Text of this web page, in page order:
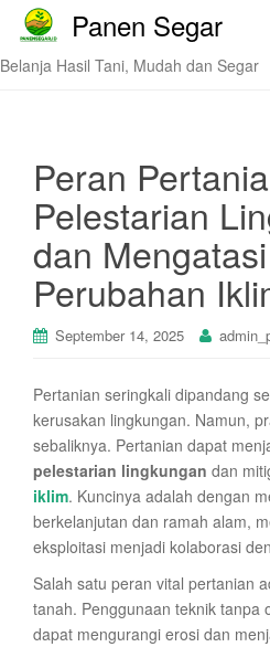
Panen Segar
Belanja Hasil Tani, Mudah dan Segar
Peran
Pelestarian
dan
Perubahan
September 14, 2025
Pertanian seringkali dipandang
kerusakan lingkungan. Namun,
sebaliknya. Pertanian dapat
pelestarian lingkungan dan
iklim. Kuncinya adalah dengan
berkelanjutan dan ramah alam,
eksploitasi menjadi kolaborasi
Salah satu peran vital pertanian
tanah. Penggunaan teknik tanpa
dapat mengurangi erosi dan